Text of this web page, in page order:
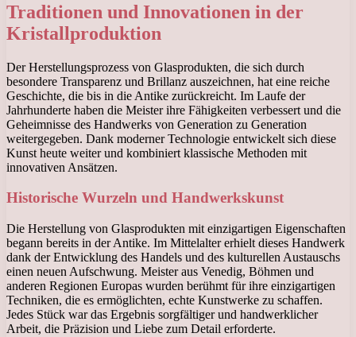
Traditionen und Innovationen in der
Kristallproduktion
Der Herstellungsprozess von Glasprodukten, die sich durch
besondere Transparenz und Brillanz auszeichnen, hat eine reiche
Geschichte, die bis in die Antike zurückreicht. Im Laufe der
Jahrhunderte haben die Meister ihre Fähigkeiten verbessert und die
Geheimnisse des Handwerks von Generation zu Generation
weitergegeben. Dank moderner Technologie entwickelt sich diese
Kunst heute weiter und kombiniert klassische Methoden mit
innovativen Ansätzen.
Historische Wurzeln und Handwerkskunst
Die Herstellung von Glasprodukten mit einzigartigen Eigenschaften
begann bereits in der Antike. Im Mittelalter erhielt dieses Handwerk
dank der Entwicklung des Handels und des kulturellen Austauschs
einen neuen Aufschwung. Meister aus Venedig, Böhmen und
anderen Regionen Europas wurden berühmt für ihre einzigartigen
Techniken, die es ermöglichten, echte Kunstwerke zu schaffen.
Jedes Stück war das Ergebnis sorgfältiger und handwerklicher
Arbeit, die Präzision und Liebe zum Detail erforderte.